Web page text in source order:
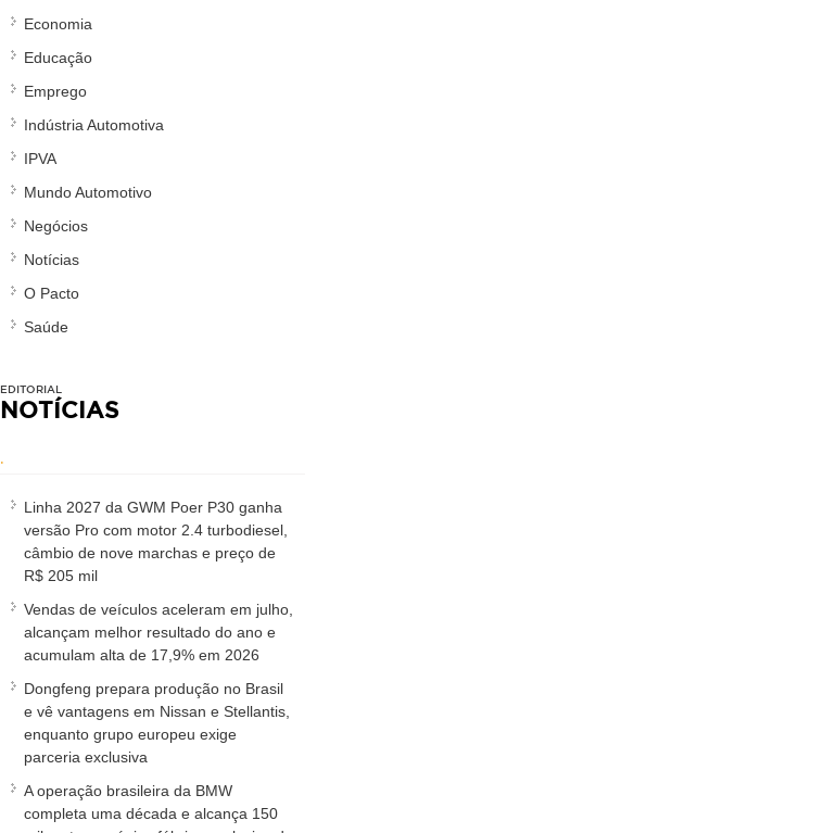
Economia
Educação
Emprego
Indústria Automotiva
IPVA
Mundo Automotivo
Negócios
Notícias
O Pacto
Saúde
EDITORIAL
NOTÍCIAS
.
Linha 2027 da GWM Poer P30 ganha
versão Pro com motor 2.4 turbodiesel,
câmbio de nove marchas e preço de
R$ 205 mil
Vendas de veículos aceleram em julho,
alcançam melhor resultado do ano e
acumulam alta de 17,9% em 2026
Dongfeng prepara produção no Brasil
e vê vantagens em Nissan e Stellantis,
enquanto grupo europeu exige
parceria exclusiva
A operação brasileira da BMW
completa uma década e alcança 150